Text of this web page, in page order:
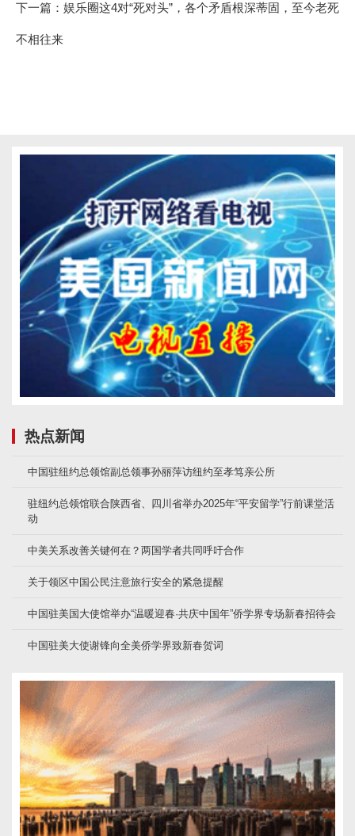
下一篇： 娱乐圈这4对“死对头”，各个矛盾根深蒂固，至今老死
不相往来
热点新闻
中国驻纽约总领馆副总领事孙丽萍访纽约至孝笃亲公所
驻纽约总领馆联合陕西省、四川省举办2025年“平安留学”行前课堂活
动
中美关系改善关键何在？两国学者共同呼吁合作
关于领区中国公民注意旅行安全的紧急提醒
中国驻美国大使馆举办“温暖迎春·共庆中国年”侨学界专场新春招待会
中国驻美大使谢锋向全美侨学界致新春贺词